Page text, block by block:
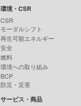
環境・CSR
CSR
モーダルシフト
再生可能エネルギー
安全
燃料
環境への取り組み
BCP
防災・災害
サービス・商品